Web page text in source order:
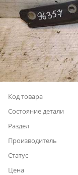
Код товара
Состояние детали
Раздел
Производитель
Статус
Цена